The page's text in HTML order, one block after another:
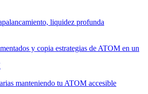
liquidez profunda
y copia estrategias de ATOM en un
manteniendo tu ATOM accesible